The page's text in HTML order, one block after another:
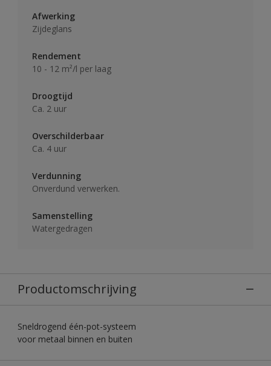
Afwerking
Zijdeglans
Rendement
10 - 12 m²/l per laag
Droogtijd
Ca. 2 uur
Overschilderbaar
Ca. 4 uur
Verdunning
Onverdund verwerken.
Samenstelling
Watergedragen
Productomschrijving
Sneldrogend één-pot-systeem
voor metaal binnen en buiten